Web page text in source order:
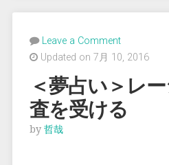
所
司
さ
か
ら
Leave a Comment
Updated on 7月 10, 2016
＜夢占い＞レ
査を受ける
by 哲哉